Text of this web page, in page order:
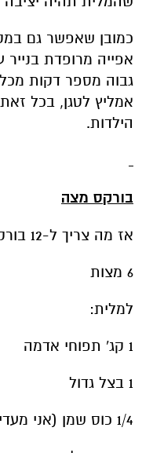
כמובן שאפשר גם
אפייה מרופדת
גבוה מספר דקות
אמליץ לטגן, בכל
הילדות.
בורקס מצה
אז מה צריך ל-12 בורקסים?
6 מצות
למלית:
1 קג' תפוחי אדמה
1 בצל גדול
1/4 כוס שמן (אני מעדיפה שמן זית)